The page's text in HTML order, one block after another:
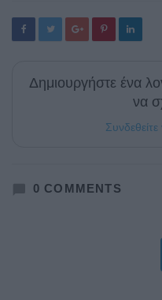
Δημιουργήστε ένα
να
0 COMMENTS